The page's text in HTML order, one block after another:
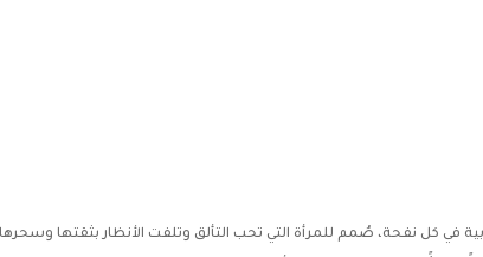
في كل نفحة، صُمم للمرأة التي تحب التألق وتلفت الأنظار بثقتها